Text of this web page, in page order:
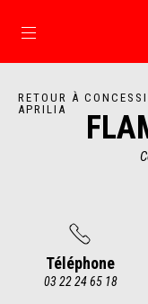
RETOUR À
APRILIA
Téléphone
03 22 24 65 18